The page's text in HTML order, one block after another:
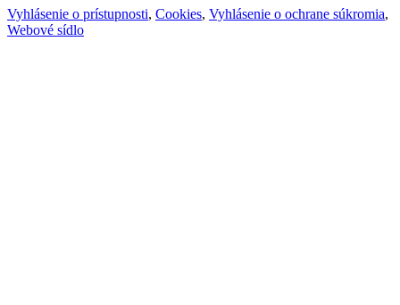
Vyhlásenie o prístupnosti, Cookies, Vyhlásenie o ochrane súkromia,
Webové sídlo